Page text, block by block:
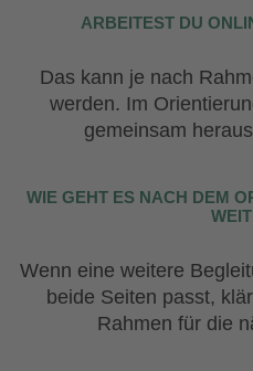
ARBEITEST DU
Das kann je nach
werden. Im
gemeinsam
WIE GEHT ES NACH DEM
Wenn eine weitere
beide Seiten passt,
Rahmen für die